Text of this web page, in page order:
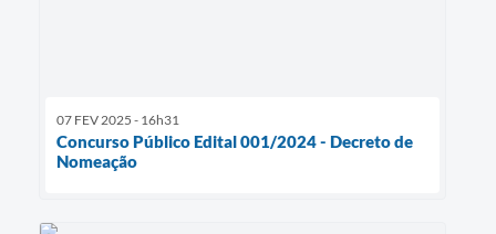
07 FEV 2025 - 16h31
Concurso Público Edital 001/2024 - Decreto de
Nomeação